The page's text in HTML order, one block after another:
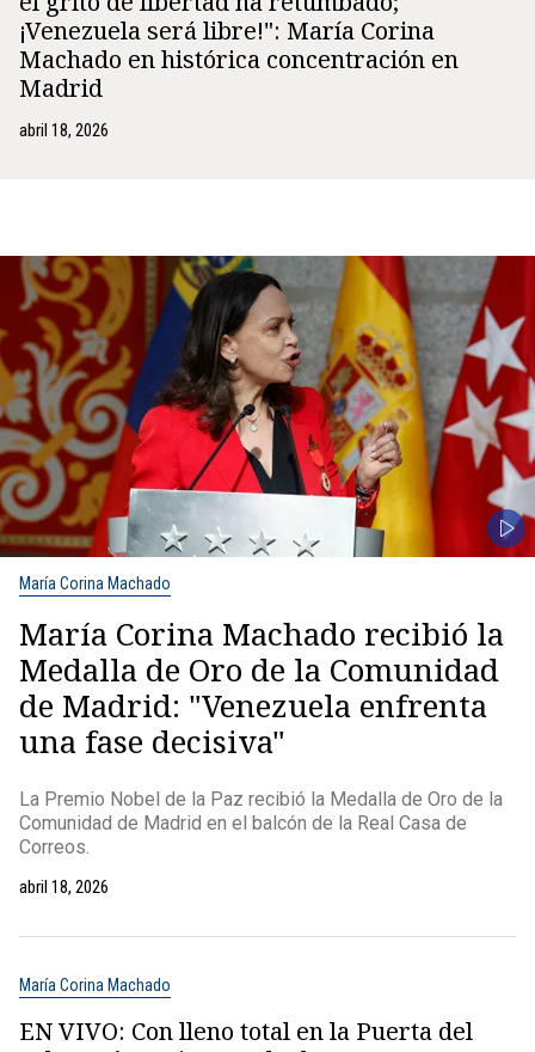
¡Venezuela será libre!": María Corina
Machado en histórica concentración en
Madrid
abril 18, 2026
María Corina Machado
María Corina Machado recibió la
Medalla de Oro de la Comunidad
de Madrid: "Venezuela enfrenta
una fase decisiva"
La Premio Nobel de la Paz recibió la Medalla de Oro de la
Comunidad de Madrid en el balcón de la Real Casa de
Correos.
abril 18, 2026
María Corina Machado
EN VIVO: Con lleno total en la Puerta del